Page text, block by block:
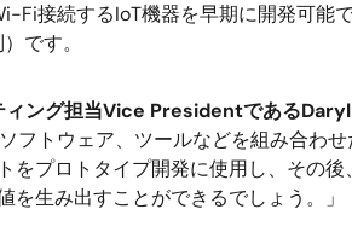
Fi接続するIoT機器を早期に開発可能
です。
ング担当Vice PresidentであるDaryl
フトウェア、ツールなどを組み合わ
プロトタイプ開発に使用し、その
生み出すことができるでしょう。」